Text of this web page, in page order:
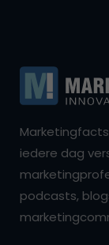
iedere dag
podcasts,